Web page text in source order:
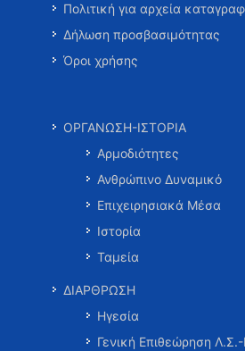
Πολιτική για αρχεία
Δήλωση προσβασιμότητας
Όροι χρήσης
ΟΡΓΑΝΩΣΗ-ΙΣΤΟΡΙΑ
Αρμοδιότητες
Ανθρώπινο Δυναμικό
Επιχειρησιακά Μέσα
Ιστορία
Ταμεία
ΔΙΑΡΘΡΩΣΗ
Ηγεσία
Γενική Επιθεώρηση